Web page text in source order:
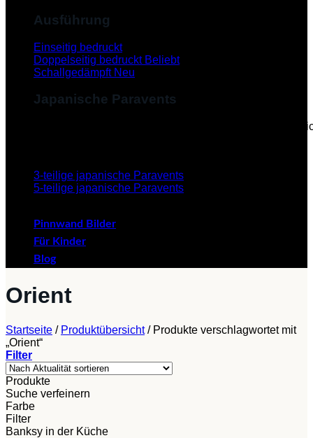
Ausführung
Einseitig bedruckt
Doppelseitig bedruckt
Schallgedämpft
Japanische Paravents
Diese Paravents, die im Japanischen als "Byobu"
3-teilige japanische Paravents
5-teilige japanische Paravents
Pinnwand Bilder
Für Kinder
Blog
Orient
Startseite / Produktübersicht /Produkte verschlagwortet mit
„Orient“
Filter
Produkte
Suche verfeinern
Farbe
Filter
Banksy in der Küche